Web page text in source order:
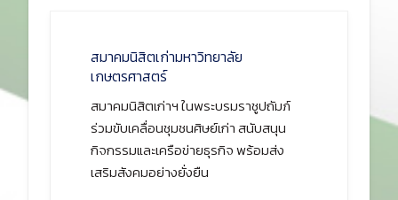
สมาคมนิสิตเก่ามหาวิทยาลัย
เกษตรศาสตร์
สมาคมนิสิตเก่าฯ ในพระบรมราชูปถัมภ์
ร่วมขับเคลื่อนชุมชนศิษย์เก่า สนับสนุน
กิจกรรมและเครือข่ายธุรกิจ พร้อมส่ง
เสริมสังคมอย่างยั่งยืน